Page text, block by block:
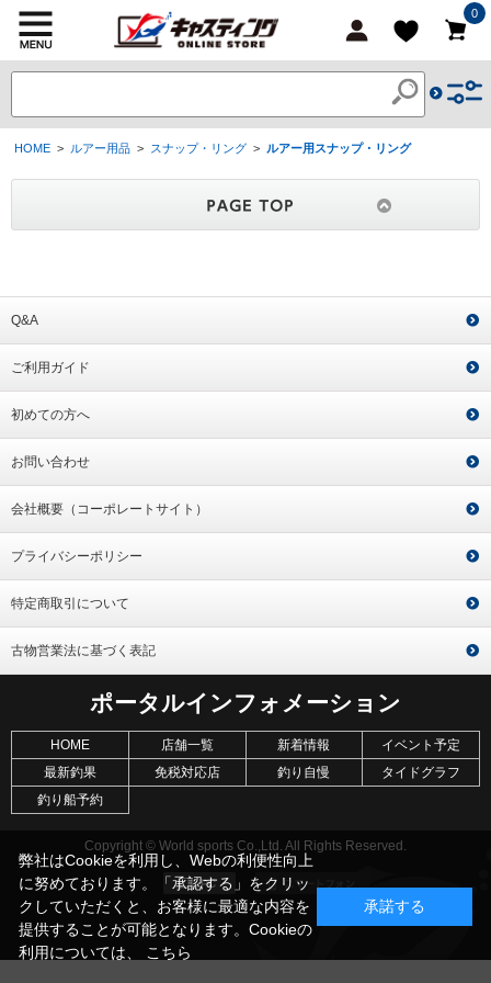
0
HOME > ルアー用品 > スナップ・リング > ルアー用スナップ・リング
Q&A
ご利用ガイド
初めての方へ
お問い合わせ
会社概要（コーポレートサイト）
プライバシーポリシー
特定商取引について
古物営業法に基づく表記
ポータルインフォメーション
HOME 店舗一覧 新着情報
イベント予定
最新釣果
免税対応店 釣り自慢
タイドグラフ
釣り船予約
Copyright © World sports Co.,Ltd. All Rights Reserved.
弊社はCookieを利用し、Webの利便性向上
に努めております。「承認する」をクリッ
クしていただくと、お客様に最適な内容を
提供することが可能となります。Cookieの
利用については、 こちら
承諾する